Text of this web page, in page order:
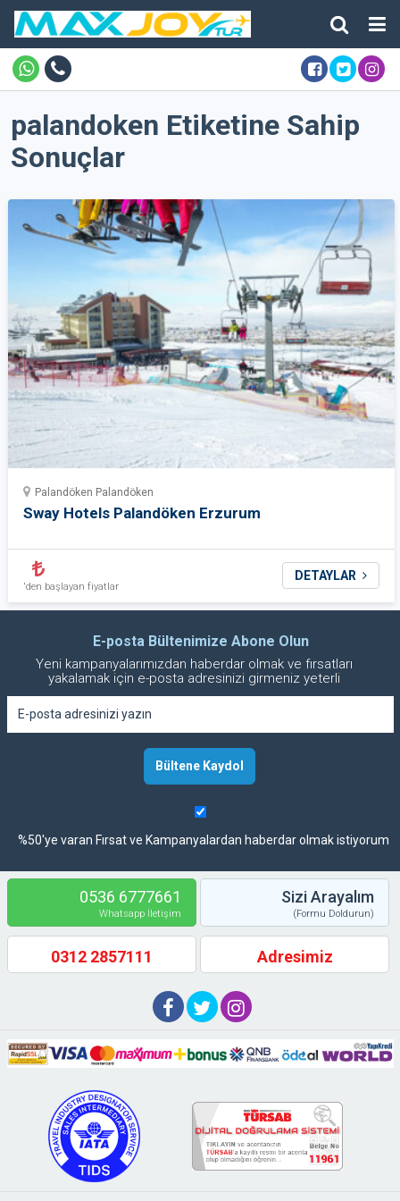
palandoken Etiketine Sahip
Sonuçlar
Palandöken Palandöken
Sway Hotels Palandöken Erzurum
'den başlayan fiyatlar
DETAYLAR
E-posta Bültenimize Abone Olun
Yeni kampanyalarımızdan haberdar olmak ve fırsatları
yakalamak için e-posta adresinizi girmeniz yeterli
%50'ye varan Fırsat ve Kampanyalardan haberdar olmak istiyorum
0536 6777661
Whatsapp İletişim
Sizi Arayalım
(Formu Doldurun)
0312 2857111 Adresimiz